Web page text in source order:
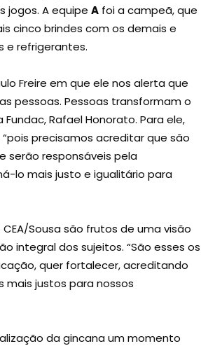
jogos. A equipe A foi a campeã, que
cinco brindes com os demais e
e refrigerantes.
Freire em que ele nos alerta que
pessoas. Pessoas transformam o
Rafael Honorato. Para ele,
precisamos acreditar que são
serão responsáveis pela
lo mais justo e igualitário para
Sousa são frutos de uma visão
integral dos sujeitos. “São esses os
quer fortalecer, acreditando
mais justos para nossos
da gincana um momento